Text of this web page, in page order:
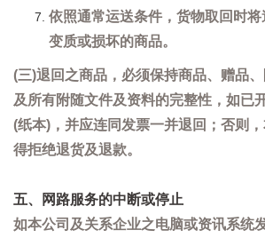
依照通常运送条件，货物取回时
变质或损坏的商品。
(三)退回之商品，必须保持商品、赠品、
及所有附随文件及资料的完整性，如已
(纸本)，并应连同发票一并退回；否则
得拒绝退货及退款。
五、网路服务的中断或停止
如本公司及关系企业之电脑或资讯系统